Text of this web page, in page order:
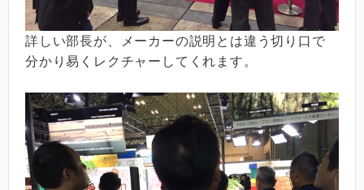
詳しい部長が、メーカーの説明とは違う切り口で
分かり易くレクチャーしてくれます。